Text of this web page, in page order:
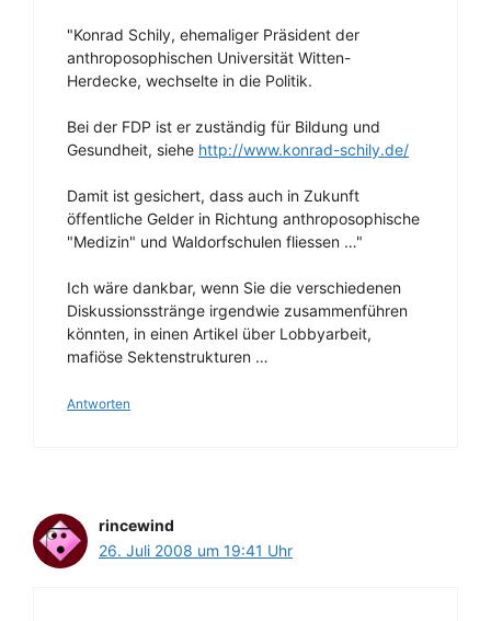
"Konrad Schily, ehemaliger Präsident der
anthroposophischen Universität Witten-
Herdecke, wechselte in die Politik.
Bei der FDP ist er zuständig für Bildung und
Gesundheit, siehe http://www.konrad-schily.de/
Damit ist gesichert, dass auch in Zukunft
öffentliche Gelder in Richtung anthroposophische
"Medizin" und Waldorfschulen fliessen …"
Ich wäre dankbar, wenn Sie die verschiedenen
Diskussionsstränge irgendwie zusammenführen
könnten, in einen Artikel über Lobbyarbeit,
mafiöse Sektenstrukturen …
Antworten
rincewind
26. Juli 2008 um 19:41 Uhr